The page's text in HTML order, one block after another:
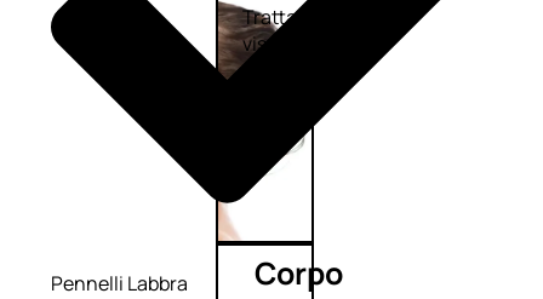
Trattamento
viso BB e CC
cream
Corpo
Pennelli Labbra